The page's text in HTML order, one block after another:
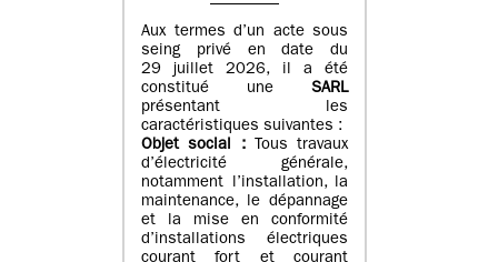
Aux termes d’un acte sous
seing privé en date du
29 juillet 2026, il a été
constitué une SARL
présentant les
caractéristiques suivantes :
Objet social :
Tous travaux
d’électricité générale,
notamment l’installation, la
maintenance, le dépannage
et la mise en conformité
d’installations électriques